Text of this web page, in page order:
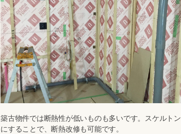
築古物件では断熱性が低いものも多いです。スケルトン
にすることで、断熱改修も可能です。